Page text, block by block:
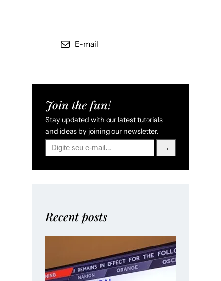
E-mail
Join the fun!
Stay updated with our latest tutorials
and ideas by joining our newsletter.
Digite seu e-mail…
→
Recent posts